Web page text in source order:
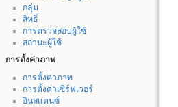
กลุ่ม
สิทธิ์
การตรวจสอบผู้ใช้
สถานะผู้ใช้
การตั้งค่าภาพ
การตั้งค่าภาพ
การตั้งค่าเซิร์ฟเวอร์
อินสแตนซ์